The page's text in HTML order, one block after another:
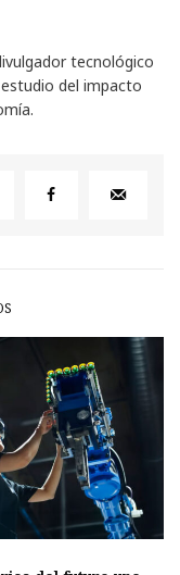
tecnológico
del impacto